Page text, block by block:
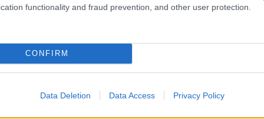
functionality and fraud prevention, and other user protection.
CONFIRM
Data Deletion Data Access Privacy Policy
Ακολουθείστε το